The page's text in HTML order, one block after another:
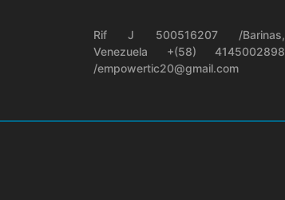
Rif J 500516207 /Barinas,
Venezuela +(58) 4145002898
/empowertic20@gmail.com